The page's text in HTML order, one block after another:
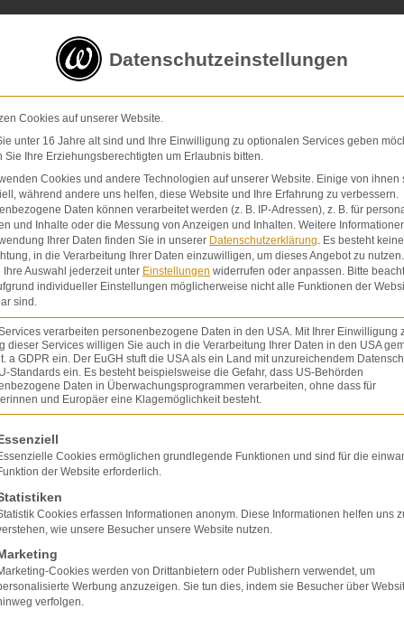
E-Mail
& Schadensersatz
Verjährungsfrist.
Datenschutzeinstellungen
Cookies auf unserer Website.
unter 16 Jahre alt sind und Ihre Einwilligung zu optionalen Services geben
Sie Ihre Erziehungsberechtigten um Erlaubnis bitten.
Cookies und andere Technologien auf unserer Website. Einige von ihnen
während andere uns helfen, diese Website und Ihre Erfahrung zu verbessern.
Daten können verarbeitet werden (z. B. IP-Adressen), z. B. für
und Inhalte oder die Messung von Anzeigen und Inhalten. Weitere
Ihrer Daten finden Sie in unserer Datenschutzerklärung. Es besteht keine
in die Verarbeitung Ihrer Daten einzuwilligen, um dieses Angebot zu nutzen.
Ihre Auswahl jederzeit unter Einstellungen widerrufen oder anpassen. Bitte
individueller Einstellungen möglicherweise nicht alle Funktionen der
sind.
verarbeiten personenbezogene Daten in den USA. Mit Ihrer Einwilligung
dieser Services willigen Sie auch in die Verarbeitung Ihrer Daten in den USA
a GDPR ein. Der EuGH stuft die USA als ein Land mit unzureichendem
Standards ein. Es besteht beispielsweise die Gefahr, dass US-Behörden
Daten in Überwachungsprogrammen verarbeiten, ohne dass für
und Europäer eine Klagemöglichkeit besteht.
eine Liste der Service-Gruppen, für die eine
Cookies ermöglichen grundlegende Funktionen und sind für die
der Website erforderlich.
Cookies erfassen Informationen anonym. Diese Informationen helfen uns
wie unsere Besucher unsere Website nutzen.
Cookies werden von Drittanbietern oder Publishern verwendet, um
Werbung anzuzeigen. Sie tun dies, indem sie Besucher über
verfolgen.